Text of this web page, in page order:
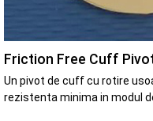
Friction Free Cuff
Un pivot de cuff cu rotire
rezistenta minima in modul